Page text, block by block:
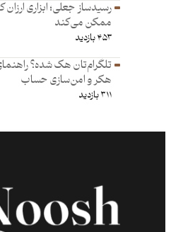
رسیدساز جعلی؛ ابزاری ارزان
ممکن می‌کند
۴۵۳ بازدید
تلگرام‌تان هک شده؟
هکر و امن‌سازی حساب
۳۱۱ بازدید